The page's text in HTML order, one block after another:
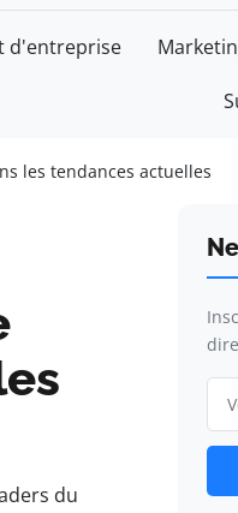
d'entreprise
les tendances actuelles
du